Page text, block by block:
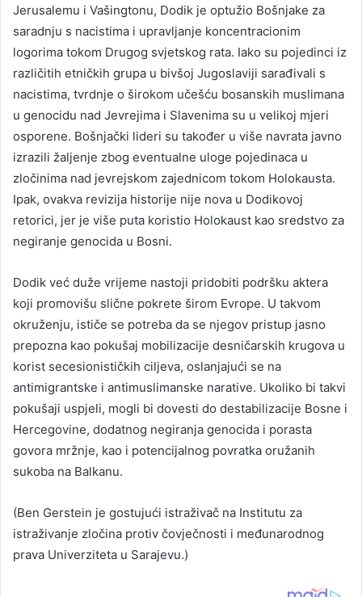
Jerusalemu i Vašingtonu, Dodik je optužio Bošnjake za
saradnju s nacistima i upravljanje koncentracionim
logorima tokom Drugog svjetskog rata. Iako su pojedinci iz
različitih etničkih grupa u bivšoj Jugoslaviji sarađivali s
nacistima, tvrdnje o širokom učešću bosanskih muslimana
u genocidu nad Jevrejima i Slavenima su u velikoj mjeri
osporene. Bošnjački lideri su također u više navrata javno
izrazili žaljenje zbog eventualne uloge pojedinaca u
zločinima nad jevrejskom zajednicom tokom Holokausta.
Ipak, ovakva revizija historije nije nova u Dodikovoj
retorici, jer je više puta koristio Holokaust kao sredstvo za
negiranje genocida u Bosni.
Dodik već duže vrijeme nastoji pridobiti podršku aktera
koji promovišu slične pokrete širom Evrope. U takvom
okruženju, ističe se potreba da se njegov pristup jasno
prepozna kao pokušaj mobilizacije desničarskih krugova u
korist secesionističkih ciljeva, oslanjajući se na
antimigrantske i antimuslimanske narative. Ukoliko bi takvi
pokušaji uspjeli, mogli bi dovesti do destabilizacije Bosne i
Hercegovine, dodatnog negiranja genocida i porasta
govora mržnje, kao i potencijalnog povratka oružanih
sukoba na Balkanu.
(Ben Gerstein je gostujući istraživač na Institutu za
istraživanje zločina protiv čovječnosti i međunarodnog
prava Univerziteta u Sarajevu.)